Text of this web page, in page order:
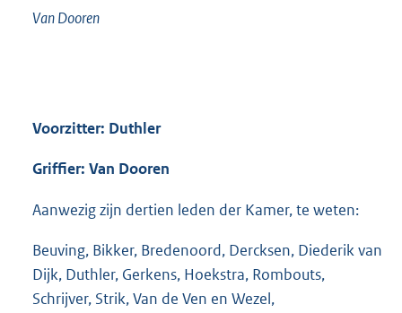
Van Dooren
Voorzitter: Duthler
Griffier: Van Dooren
Aanwezig zijn dertien leden der Kamer, te weten:
Beuving, Bikker, Bredenoord, Dercksen, Diederik van
Dijk, Duthler, Gerkens, Hoekstra, Rombouts,
Schrijver, Strik, Van de Ven en Wezel,